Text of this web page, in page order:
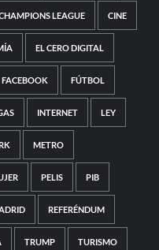
LEAGUE CINE
EL CERO DIGITAL
FACEBOOK FÚTBOL
INTERNET LEY
METRO
PELIS PIB
REFERÉNDUM
TRUMP TURISMO